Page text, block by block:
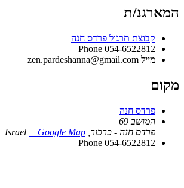
המארגנ/ת
קבוצת תרגול פרדס חנה
Phone 054-6522812
מייל zen.pardeshanna@gmail.com
מקום
פרדס חנה
המושב 69
פרדס חנה - כרכור
Israel + Google Map
Phone 054-6522812